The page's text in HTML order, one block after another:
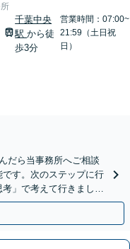
千葉中央
駅から徒
歩3分
営業時間：07:00~
21:59（土日祝
日）
だら当事務所へご相談
す。次のステップに行
」で考えて行きましょ
能